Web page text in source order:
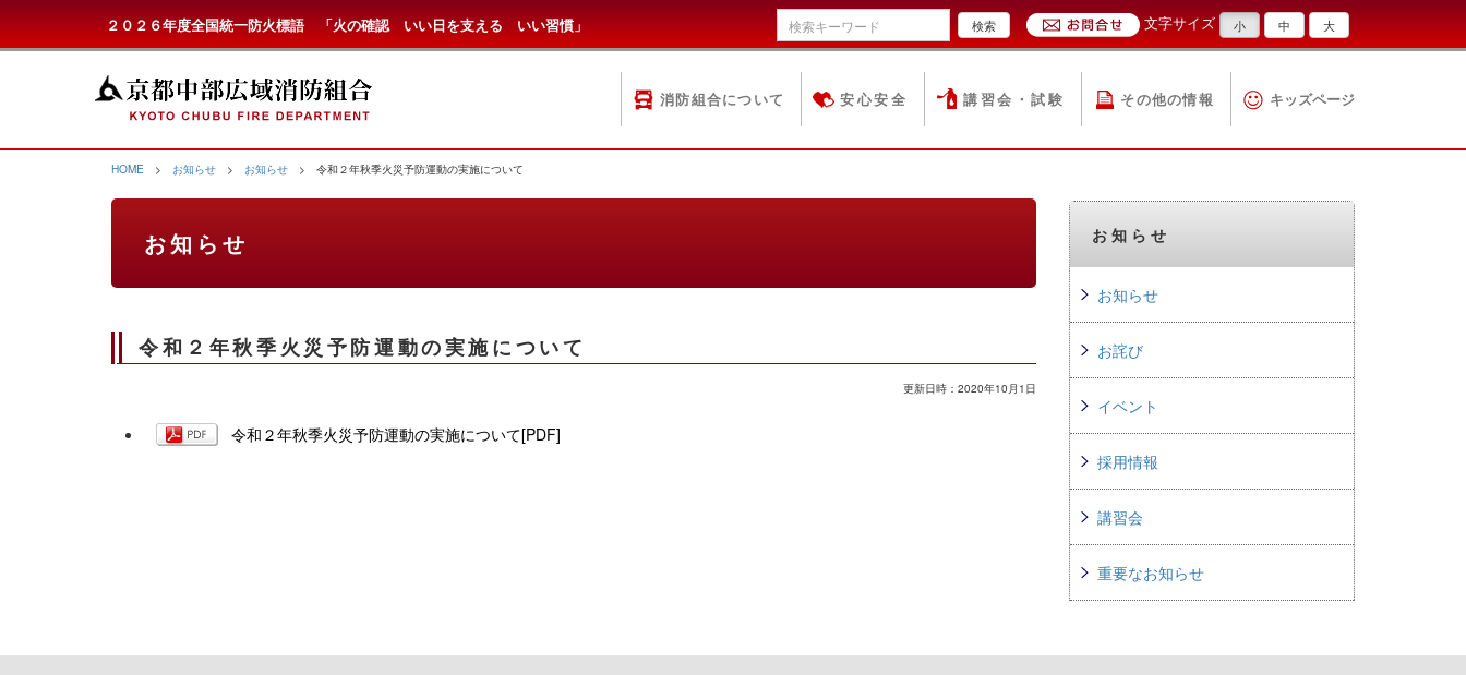
２０２６年度全国統一防火標語 「火の確認 いい日を支える いい習慣」 文字サイズ 小 中 大
検索
消防組合について 安心安全 講習会・試験 その他の情報 キッズページ
HOME > お知らせ > お知らせ > 令和２年秋季火災予防運動の実施について
お知らせ
令和２年秋季火災予防運動の実施について
更新日時：2020年10月1日
令和２年秋季火災予防運動の実施について[PDF]
お知らせ
お知らせ
お詫び
イベント
採用情報
講習会
重要なお知らせ